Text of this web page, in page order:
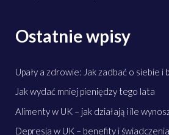
Ostatnie wpisy
Upały a zdrowie: Jak zadbać o siebie i
Jak wydać mniej pieniędzy tego lata
Alimenty w UK – jak działają i ile
Depresja w UK – benefity i